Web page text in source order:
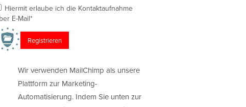
Hiermit erlaube ich die Kontaktaufnahme
E-Mail*
Wir verwenden MailChimp als unsere
Plattform zur Marketing-
Automatisierung. Indem Sie unten zur